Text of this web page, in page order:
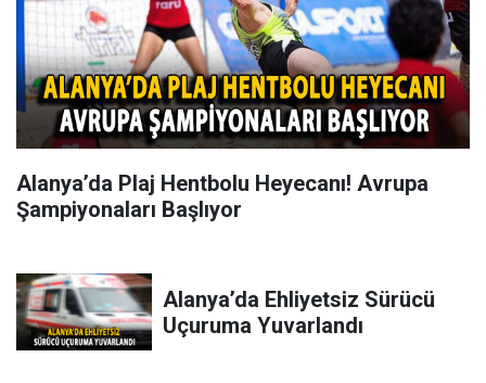
Alanya’da Plaj Hentbolu Heyecanı! Avrupa
Şampiyonaları Başlıyor
Alanya’da Ehliyetsiz Sürücü
Uçuruma Yuvarlandı